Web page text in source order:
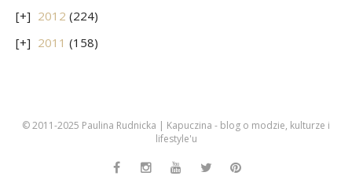
2012 (224)
2011 (158)
© 2011-2025 Paulina Rudnicka | Kapuczina - blog o modzie, kulturze i
lifestyle'u